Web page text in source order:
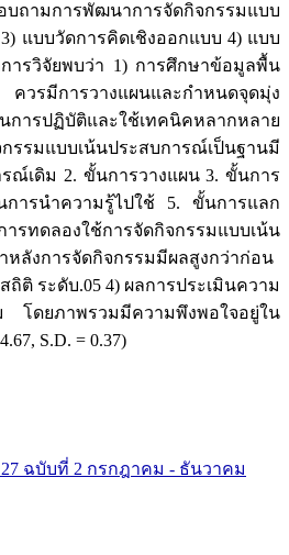
ามการพัฒนาการจัดกิจกรรมแบบ
แบบวัดการคิดเชิงออกแบบ 4) แบบ
ารวิจัยพบว่า 1) การศึกษาข้อมูลพื้น
รมีการวางแผนและกำหนดจุดมุ่ง
ารปฏิบัติและใช้เทคนิคหลากหลาย
รรมแบบเน้นประสบการณ์เป็นฐานมี
ณ์เดิม 2. ขั้นการวางแผน 3. ขั้นการ
ารนำความรู้ไปใช้ 5. ขั้นการแลก
ดลองใช้การจัดกิจกรรมแบบเน้น
ลังการจัดกิจกรรมมีผลสูงกว่าก่อน
ติ ระดับ.05 4) ผลการประเมินความ
โดยภาพรวมมีความพึงพอใจอยู่ใน
S.D. = 0.37)
ฉบับที่ 2 กรกฎาคม - ธันวาคม